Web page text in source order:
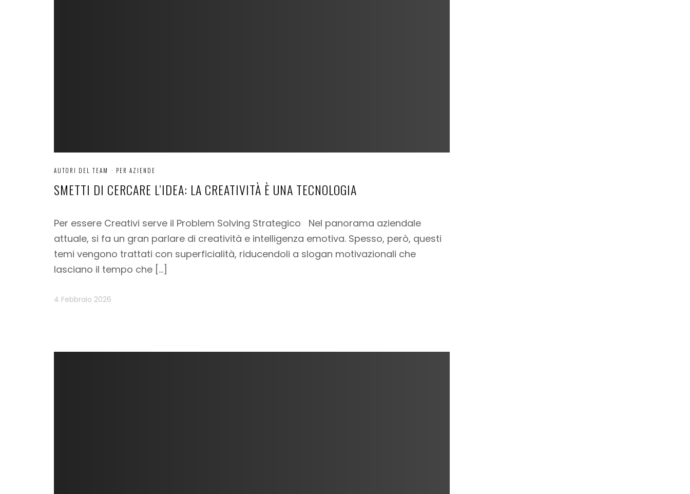
AUTORI DEL TEAM · PER AZIENDE
SMETTI DI CERCARE L’IDEA: LA CREATIVITÀ È UNA TECNOLOGIA
Per essere Creativi serve il Problem Solving Strategico Nel panorama aziendale
attuale, si fa un gran parlare di creatività e intelligenza emotiva. Spesso, però, questi
temi vengono trattati con superficialità, riducendoli a slogan motivazionali che
lasciano il tempo che […]
4 Febbraio 2026